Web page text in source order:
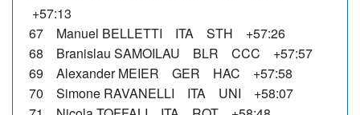
+57:13
67 Manuel BELLETTI ITA STH +57:26
68 Branislau SAMOILAU BLR CCC +57:57
69 Alexander MEIER GER HAC +57:58
70 Simone RAVANELLI ITA UNI +58:07